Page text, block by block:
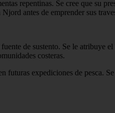
repentinas. Se cree que su
antes de emprender sus
de sustento. Se le atribuye
costeras.
futuras expediciones de pesca.